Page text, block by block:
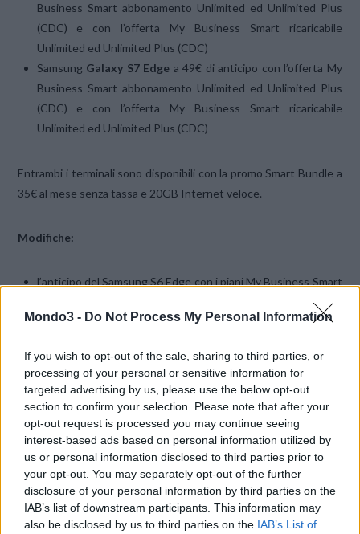
Mondo3 - Do Not Process My Personal Information
If you wish to opt-out of the sale, sharing to third parties, or
processing of your personal or sensitive information for
targeted advertising by us, please use the below opt-out
section to confirm your selection. Please note that after your
opt-out request is processed you may continue seeing
interest-based ads based on personal information utilized by
us or personal information disclosed to third parties prior to
your opt-out. You may separately opt-out of the further
disclosure of your personal information by third parties on the
IAB’s list of downstream participants. This information may
also be disclosed by us to third parties on the IAB’s List of
Business Smart abbonamento Unlimited ed Unlimited Plus
(CDC) e con l’offerta My Business Smart ricaricabile
Unlimited ed Unlimited Plus (CDC)
Samsung Galaxy S7 Edge a 49€ di anticipo con l’offerta My
Business Smart abbonamento Unlimited ed Unlimited Plus
(CDC) e con l’offerta My Business Smart ricaricabile
Unlimited ed Unlimited Plus (CDC)
Entrambi i terminali sono disponibili con la promo Smart Bundle a
35€ al mese senza tassa e 20GB Internet veloce.
Modifiche:
l’anticipo del Samsung S6 Edge con i piani My Business Smart
abbonamento Unlimited ed Unlimited Plus (CDC) passa a 0€
Anche nel listino FLEX confermato l’
inserimento dei terminali
Samsung Galaxy S7 e Samsung Galaxy S7 Edge
CONDIVIDI QUESTO ARTICOLO:
E-mail LinkedIn Facebook